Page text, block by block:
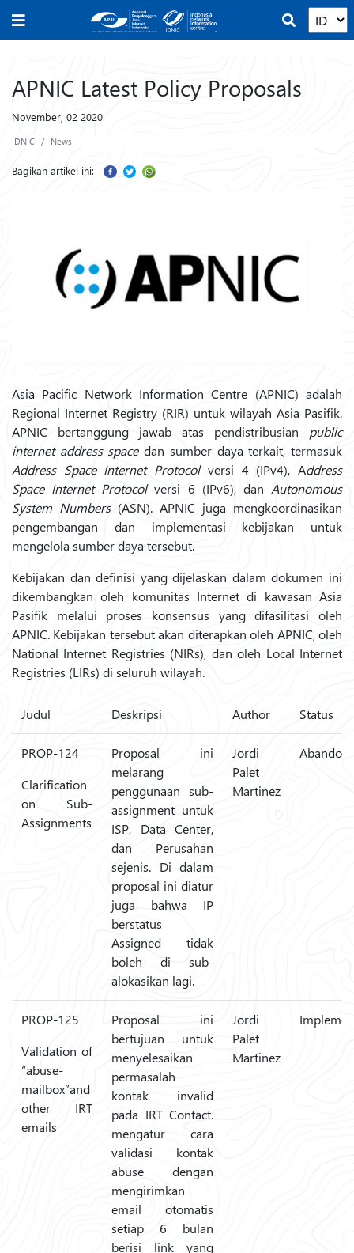
APNIC Latest Policy Proposals
November, 02 2020
IDNIC News
Bagikan artikel ini:
Asia Pacific Network Information Centre (APNIC) adalah
Regional Internet Registry (RIR) untuk wilayah Asia Pasifik.
APNIC bertanggung jawab atas pendistribusian public
internet address spacedan sumber daya terkait, termasuk
Address Space Internet Protocolversi 4 (IPv4), Address
Space Internet Protocolversi 6 (IPv6), danAutonomous
System Numbers(ASN). APNIC juga mengkoordinasikan
pengembangan dan implementasi kebijakan untuk
mengelola sumber daya tersebut.
Kebijakan dan definisi yang dijelaskan dalam dokumen ini
dikembangkan oleh komunitas Internet di kawasan Asia
Pasifik melalui proses konsensus yang difasilitasi oleh
APNIC. Kebijakan tersebut akan diterapkan oleh APNIC, oleh
National Internet Registries (NIRs), dan oleh Local Internet
Registries (LIRs) di seluruh wilayah.
Judul Deskripsi Author Status
PROP-124
Clarification
on Sub-
Assignments
Proposal ini
melarang
penggunaan sub-
assignment untuk
ISP, Data Center,
dan Perusahan
sejenis. Di dalam
proposal ini diatur
juga bahwa IP
berstatus
Assigned tidak
boleh di sub-
alokasikan lagi.
Jordi
Palet
Martinez
PROP-125
Validation of
“abuse-
mailbox”and
other IRT
emails
Proposal ini
bertujuan untuk
menyelesaikan
permasalah
kontak invalid
pada IRT Contact.
mengatur cara
validasi kontak
abuse dengan
mengirimkan
email otomatis
setiap 6 bulan
berisi link yang
Jordi
Palet
Martinez